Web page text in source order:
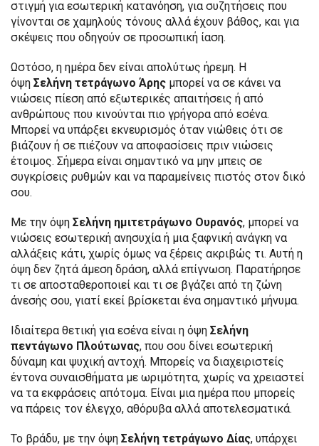
στιγμή για εσωτερική κατανόηση, για συζητήσεις που
γίνονται σε χαμηλούς τόνους αλλά έχουν βάθος, και για
σκέψεις που οδηγούν σε προσωπική ίαση.
Ωστόσο, η ημέρα δεν είναι απολύτως ήρεμη. Η
όψη Σελήνη τετράγωνο Άρης μπορεί να σε κάνει να
νιώσεις πίεση από εξωτερικές απαιτήσεις ή από
ανθρώπους που κινούνται πιο γρήγορα από εσένα.
Μπορεί να υπάρξει εκνευρισμός όταν νιώθεις ότι σε
βιάζουν ή σε πιέζουν να αποφασίσεις πριν νιώσεις
έτοιμος. Σήμερα είναι σημαντικό να μην μπεις σε
συγκρίσεις ρυθμών και να παραμείνεις πιστός στον δικό
σου.
Με την όψη Σελήνη ημιτετράγωνο Ουρανός, μπορεί να
νιώσεις εσωτερική ανησυχία ή μια ξαφνική ανάγκη να
αλλάξεις κάτι, χωρίς όμως να ξέρεις ακριβώς τι. Αυτή η
όψη δεν ζητά άμεση δράση, αλλά επίγνωση. Παρατήρησε
τι σε αποσταθεροποιεί και τι σε βγάζει από τη ζώνη
άνεσής σου, γιατί εκεί βρίσκεται ένα σημαντικό μήνυμα.
Ιδιαίτερα θετική για εσένα είναι η όψη Σελήνη
πεντάγωνο Πλούτωνας, που σου δίνει εσωτερική
δύναμη και ψυχική αντοχή. Μπορείς να διαχειριστείς
έντονα συναισθήματα με ωριμότητα, χωρίς να χρειαστεί
να τα εκφράσεις απότομα. Είναι μια ημέρα που μπορείς
να πάρεις τον έλεγχο, αθόρυβα αλλά αποτελεσματικά.
Το βράδυ, με την όψη Σελήνη τετράγωνο Δίας, υπάρχει